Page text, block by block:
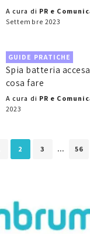
A cura di PR e
Settembre 2023
GUIDE PRATICHE
Spia batteria
cosa fare
A cura di PR e
2023
2 3 ... 56